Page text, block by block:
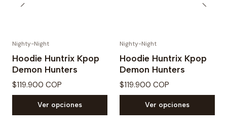
Nighty-Night
Hoodie Huntrix Kpop
Demon Hunters
$119.900 COP
Ver opciones
Nighty-Night
Hoodie Huntrix Kpop
Demon Hunters
$119.900 COP
Ver opciones